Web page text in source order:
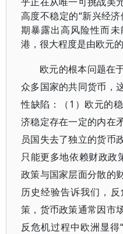
高度不稳定的“新兴经
期暴露出高风险性而
港，很大程度是由欧元的
欧元的根本问题在
众多国家的共同货币，
性缺陷：（1）欧元的
济稳定存在一定的内在
员国失去了独立的货币
只能更多地依赖财政政
政策与国家层面分散的
历史经验告诉我们，
策，货币政策通常因市
反危机过程中欧洲显得